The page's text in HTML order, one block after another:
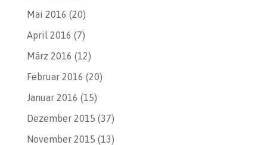
Mai 2016 (20)
April 2016 (7)
März 2016 (12)
Februar 2016 (20)
Januar 2016 (15)
Dezember 2015 (37)
November 2015 (13)